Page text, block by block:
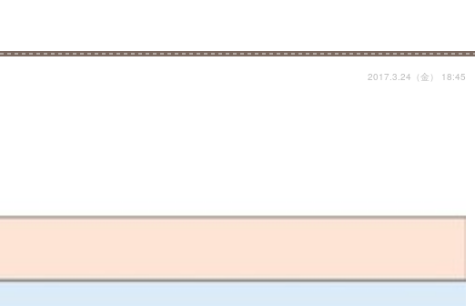
2017.3.24（金） 18:45